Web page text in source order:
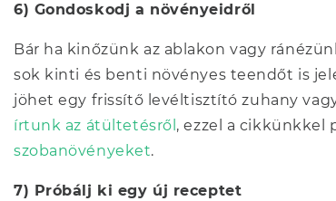
6) Gondoskodj a növényeidről
Bár ha kinőzünk az ablakon vagy
sok kinti és benti növényes teendőt is
jöhet egy frissítő levéltisztító zuhany
írtunk az átültetésről , ezzel a cikkünkkel
szobanövényeket.
7) Próbálj ki egy új receptet